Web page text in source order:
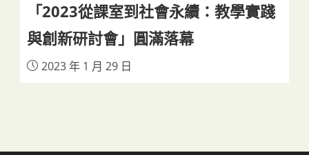
「2023從課室到社會永續：教學實踐
與創新研討會」圓滿落幕
2023 年 1 月 29 日